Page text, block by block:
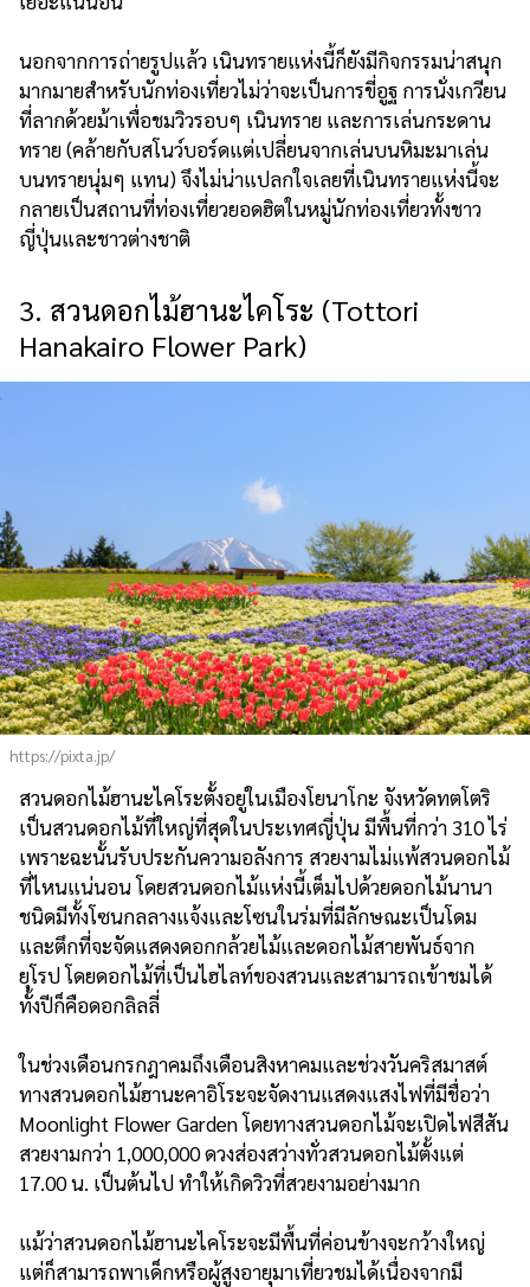
นอกจากการถ่ายรูปแล้ว เนินทรายแห่งนี้ก็ยังมีกิจกรรมน่าสนุก
มากมายสำหรับนักท่องเที่ยวไม่ว่าจะเป็นการขี่อูฐ การนั่งเกวียน
ที่ลากด้วยม้าเพื่อชมวิวรอบๆ เนินทราย และการเล่นกระดาน
ทราย (คล้ายกับสโนว์บอร์ดแต่เปลี่ยนจากเล่นบนหิมะมาเล่น
บนทรายนุ่มๆ แทน) จึงไม่น่าแปลกใจเลยที่เนินทรายแห่งนี้จะ
กลายเป็นสถานที่ท่องเที่ยวยอดฮิตในหมู่นักท่องเที่ยวทั้งชาว
ญี่ปุ่นและชาวต่างชาติ
3. สวนดอกไม้ฮานะไคโระ (Tottori
Hanakairo Flower Park)
https://pixta.jp/
สวนดอกไม้ฮานะไคโระตั้งอยู่ในเมืองโยนาโกะ จังหวัดทตโตริ
เป็นสวนดอกไม้ที่ใหญ่ที่สุดในประเทศญี่ปุ่น มีพื้นที่กว่า 310 ไร่
เพราะฉะนั้นรับประกันความอลังการ สวยงามไม่แพ้สวนดอกไม้
ที่ไหนแน่นอน โดยสวนดอกไม้แห่งนี้เต็มไปด้วยดอกไม้นานา
ชนิดมีทั้งโซนกลลางแจ้งและโซนในร่มที่มีลักษณะเป็นโดม
และตึกที่จะจัดแสดงดอกกล้วยไม้และดอกไม้สายพันธ์จาก
ยุโรป โดยดอกไม้ที่เป็นไฮไลท์ของสวนและสามารถเข้าชมได้
ทั้งปีก็คือดอกลิลลี่
ในช่วงเดือนกรกฎาคมถึงเดือนสิงหาคมและช่วงวันคริสมาสต์
ทางสวนดอกไม้ฮานะคาอิโระจะจัดงานแสดงแสงไฟที่มีชื่อว่า
Moonlight Flower Garden โดยทางสวนดอกไม้จะเปิดไฟสีสัน
สวยงามกว่า 1,000,000 ดวงส่องสว่างทั่วสวนดอกไม้ตั้งแต่
17.00 น. เป็นต้นไป ทำให้เกิดวิวที่สวยงามอย่างมาก
แม้ว่าสวนดอกไม้ฮานะไคโระจะมีพื้นที่ค่อนข้างจะกว้างใหญ่
แต่ก็สามารถพาเด็กหรือผู้สูงอายุมาเที่ยวชมได้เนื่องจากมี